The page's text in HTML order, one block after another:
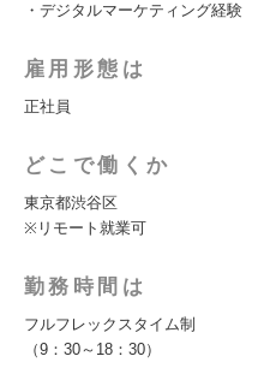
・デジタルマーケティング経験
雇用形態は
正社員
どこで働くか
東京都渋谷区
※リモート就業可
勤務時間は
フルフレックスタイム制
（9：30～18：30）